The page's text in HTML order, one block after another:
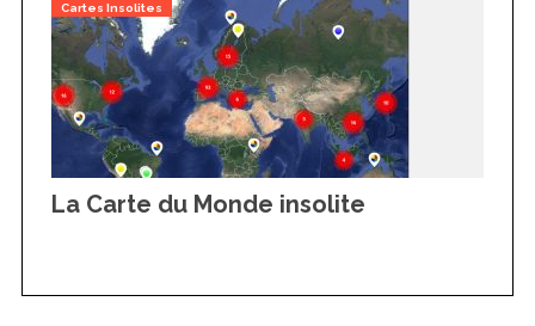
Cartes Insolites
La Carte du Monde insolite